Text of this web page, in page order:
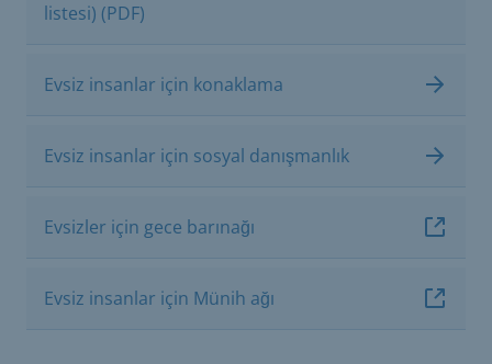
listesi) (PDF)
Evsiz insanlar için konaklama
Evsiz insanlar için sosyal danışmanlık
Evsizler için gece barınağı
Evsiz insanlar için Münih ağı